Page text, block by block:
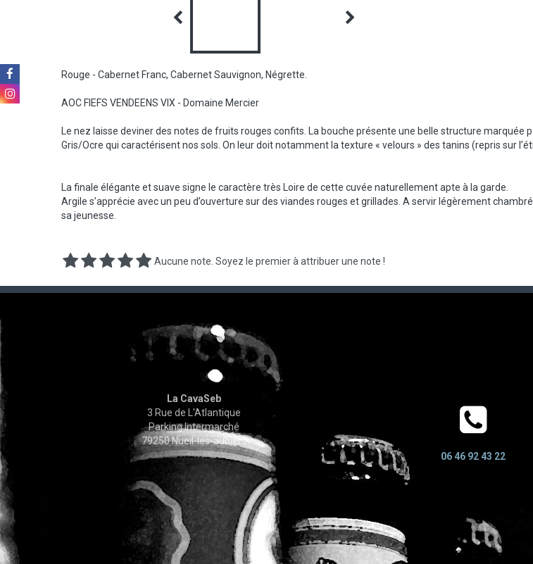
Rouge - Cabernet Franc, Cabernet Sauvignon, Négrette.
AOC FIEFS VENDEENS VIX - Domaine Mercier
Le nez laisse deviner des notes de fruits rouges confits. La bouche présente une belle structure
Gris/Ocre qui caractérisent nos sols. On leur doit notamment la texture « velours » des tanins (repris sur
La finale élégante et suave signe le caractère très Loire de cette cuvée naturellement apte à la garde.
Argile s’apprécie avec un peu d’ouverture sur des viandes rouges et grillades. A servir légèrement
sa jeunesse.
Aucune note. Soyez le premier à attribuer une note !
La CavaSeb
3 Rue de L'Atlantique
Parking Intermarché
79250 Nueil-les-aubiers
06 46 92 43 22